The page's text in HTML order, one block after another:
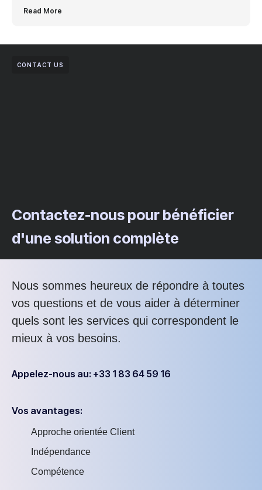
Read More
CONTACT US
Contactez-nous pour bénéficier
d'une solution complète
Nous sommes heureux de répondre à toutes
vos questions et de vous aider à déterminer
quels sont les services qui correspondent le
mieux à vos besoins.
Appelez-nous au: +33 1 83 64 59 16
Vos avantages:
Approche orientée Client
Indépendance
Compétence